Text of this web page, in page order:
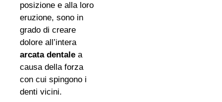
posizione e alla loro
eruzione, sono in
grado di creare
dolore all’intera
arcata dentale a
causa della forza
con cui spingono i
denti vicini.